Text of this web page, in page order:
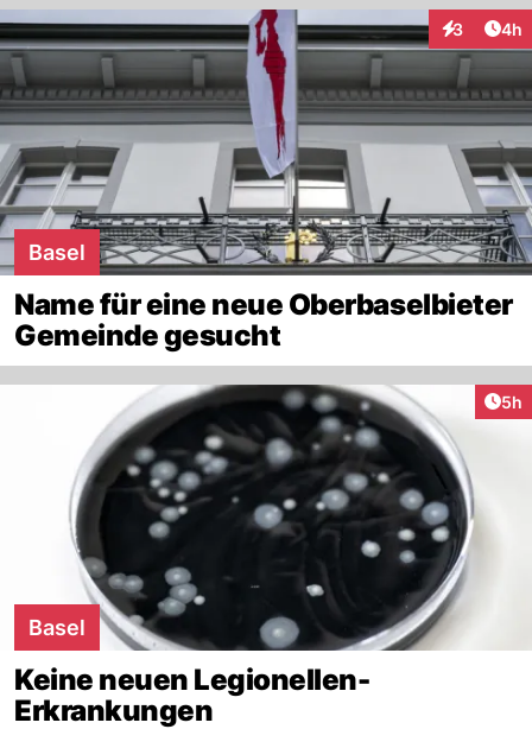
3 4h
Basel
Name für eine neue Oberbaselbieter
Gemeinde gesucht
5h
Basel
Keine neuen Legionellen-
Erkrankungen